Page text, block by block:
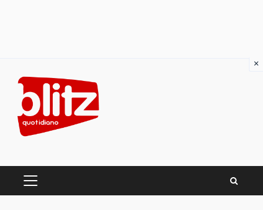
content
PRIMARY
×